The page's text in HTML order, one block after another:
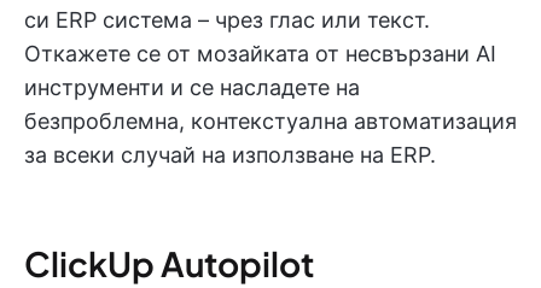
си ERP система – чрез глас или текст.
Откажете се от мозайката от несвързани AI
инструменти и се насладете на
безпроблемна, контекстуална автоматизация
за всеки случай на използване на ERP.
ClickUp Autopilot